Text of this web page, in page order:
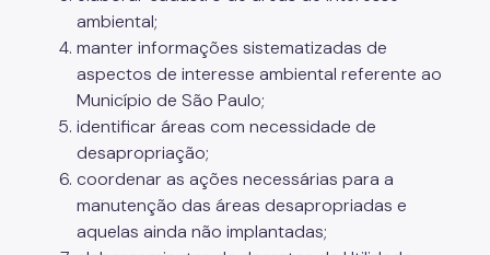
IPVA
Fiscalização Ambiental
Defesa e Valorização Ambiental
Mudanças Climáticas
Comitê do Clima
ambiental;
manter informações sistematizadas de
aspectos de interesse ambiental referente ao
Município de São Paulo;
identificar áreas com necessidade de
desapropriação;
coordenar as ações necessárias para a
manutenção das áreas desapropriadas e
aquelas ainda não implantadas;